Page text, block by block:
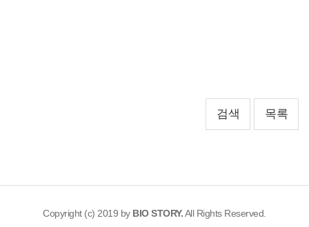
검색 목록
Copyright (c) 2019 by BIO STORY.All Rights Reserved.